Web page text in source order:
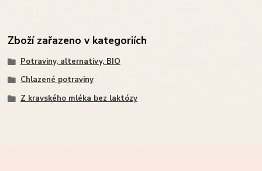
Zboží zařazeno v kategoriích
Potraviny, alternativy, BIO
Chlazené potraviny
Z kravského mléka bez laktózy